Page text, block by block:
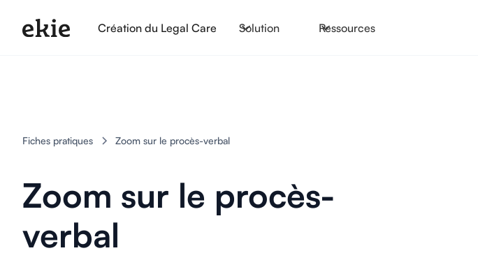
Création du Legal Care Solution Ressources
Fiches pratiques Zoom sur le procès-verbal
Zoom sur le procès-
verbal